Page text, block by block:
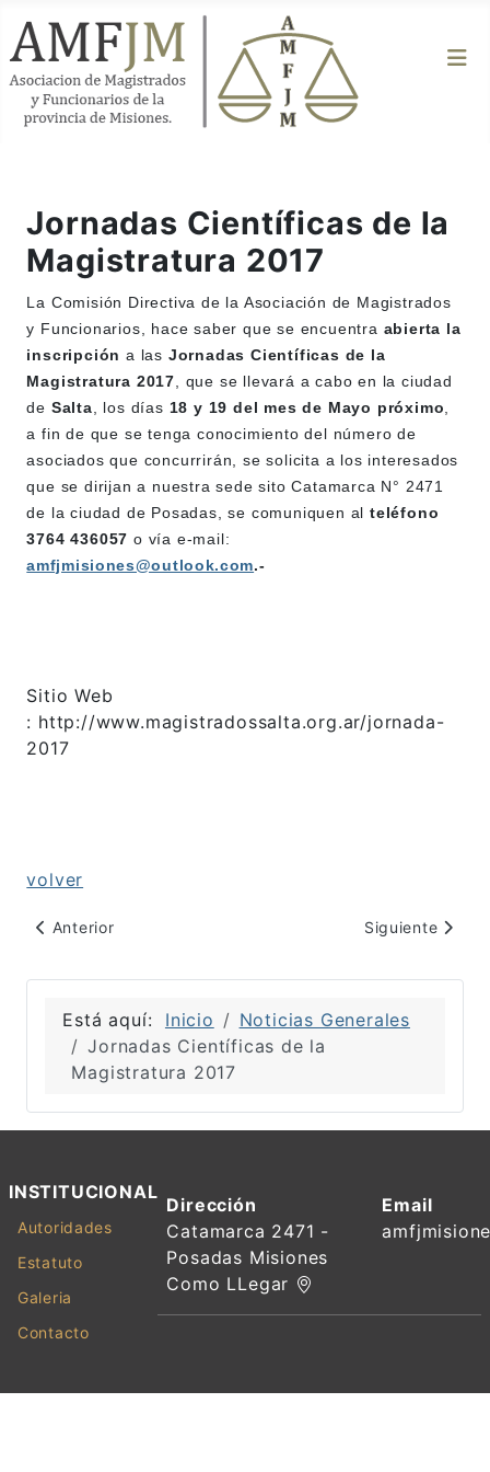
Jornadas Científicas de la
Magistratura 2017
La Comisión Directiva de la Asociación de Magistrados
y Funcionarios, hace saber que se encuentra abierta la
inscripción a las Jornadas Científicas de la
Magistratura 2017, que se llevará a cabo en la ciudad
de Salta, los días 18 y 19 del mes de Mayo próximo,
a fin de que se tenga conocimiento del número de
asociados que concurrirán, se solicita a los interesados
que se dirijan a nuestra sede sito Catamarca N° 2471
de la ciudad de Posadas, se comuniquen al teléfono
3764 436057 o vía e-mail:
amfjmisiones@outlook.com.-
Sitio Web
: http://www.magistradossalta.org.ar/jornada-
2017
volver
Artículo anterior: Jornada de Derecho de Familia
Anterior Artículo
Siguiente
Está aquí: Inicio
Noticias Generales
Jornadas Científicas de la
Magistratura 2017
INSTITUCIONAL
Autoridades
Estatuto
Galeria
Contacto
Dirección
Email
Catamarca 2471 -
Posadas Misiones
Como LLegar